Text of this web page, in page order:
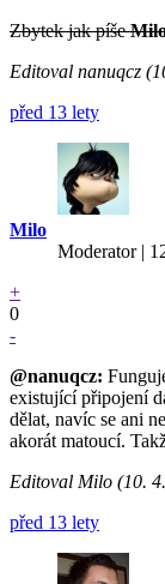
Zbytek jak píše
Editoval nanuqcz
před 13 lety
Milo
Moderator |
+
0
-
@nanuqcz:
existující připojení
dělat, navíc se ani
akorát matoucí.
Editoval Milo (10.
před 13 lety